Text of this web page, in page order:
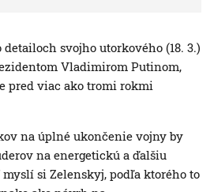
svojho utorkového (18. 3.)
Vladimirom Putinom,
pred viac ako tromi rokmi
na úplné ukončenie vojny by
na energetickú a ďalšiu
si Zelenskyj, podľa ktorého to